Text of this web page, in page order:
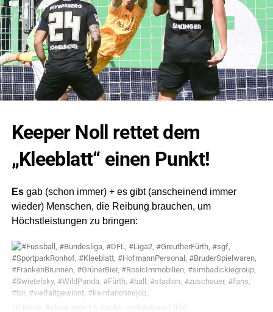
Keeper Noll rettet dem
„Kleeblatt“ einen Punkt!
Esgab (schon immer) + es gibt (anscheinend immer
wieder) Menschen, die Reibung brauchen, um
Höchstleistungen zu bringen:
10-Fisnik Asllani gegen 6-Sacha Jordan Bansé (FÜ)